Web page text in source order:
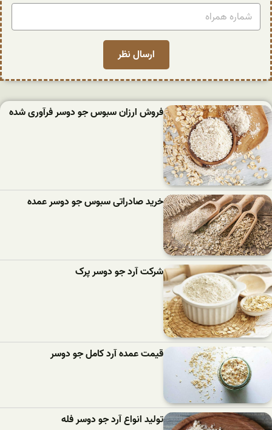
فروش ارزان سبوس جو دوسر فرآوری شده
خرید صادراتی سبوس جو دوسر عمده
شرکت آرد جو دوسر پرک
قیمت عمده آرد کامل جو دوسر
تولید انواع آرد جو دوسر فله